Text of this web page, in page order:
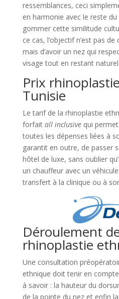
ressemblances, ceci
en harmonie avec le reste
gommer cette similitude
ce cas, l’objectif n’est pas
mais d’avoir un nez qui
visage tout en restant naturel.
Prix
Tunisie
Le tarif de la rhinoplastie
forfaitall inclusive qui
toutes les dépenses liées à
garantit en outre, de passer
hôtel de luxe, sans oublier
un chauffeur avec un
transfert à la clinique ou à
Déroulement
rhinoplastie
Une consultation
ethnique doit tenir en
à savoir : la hauteur du
de la pointe du nez et enfin